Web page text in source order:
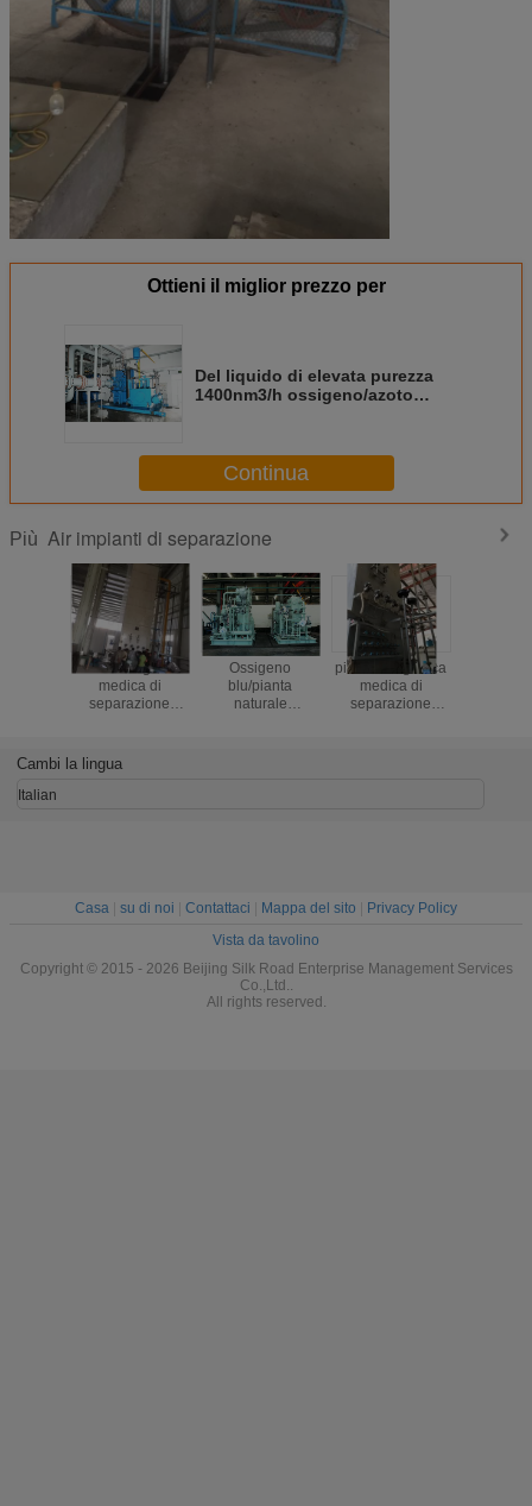
Ottieni il miglior prezzo per
Del liquido di elevata purezza
1400nm3/h ossigeno/azoto
O2/2000nm3/h che genera
macchina
Continua
Più Air impianti di separazione
Pianta criogenica
medica di
separazione
Ossigeno
blu/pianta
naturale
pianta criogenica
medica di
separazione
Cambi la lingua
Italian
Casa su di noi Contattaci Mappa del sito
Privacy Policy
Vista da tavolino
Copyright © 2015 - 2026 Beijing Silk Road Enterprise Management Services
Co.,Ltd..
All rights reserved.